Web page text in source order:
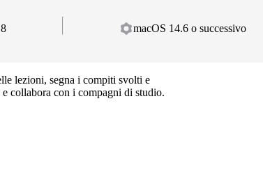
macOS 14.6 o successivo
lezioni, segna i compiti svolti e
collabora con i compagni di studio.